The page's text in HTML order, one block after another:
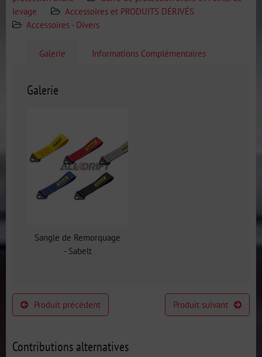
levage
Accessoires et PRODUITS DÉRIVÉS
Accessoires - Divers
Galerie Informations Complémentaires
Galerie
Sangle de Remorquage
- Sabelt
Produit précédent Produit suivant
Contributions alternatives